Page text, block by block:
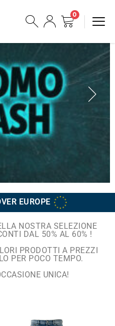
0
EUROPE
NOSTRA SELEZIONE
DAL 50% AL 60% !
PRODOTTI A PREZZI
PER POCO TEMPO.
UNICA!